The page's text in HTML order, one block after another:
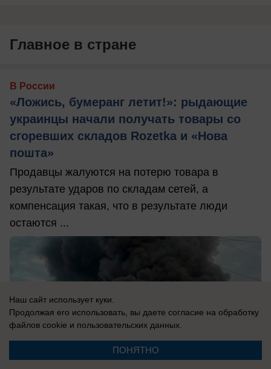
Главное в стране
В России
«Ложись, бумеранг летит!»: рыдающие
украинцы начали получать товары со
сгоревших складов Rozetka и «Нова
пошта»
Продавцы жалуются на потерю товара в
результате ударов по складам сетей, а
компенсация такая, что в результате люди
остаются ...
Наш сайт использует куки.
Продолжая его использовать, вы даете согласие на обработку
файлов cookie и пользовательских данных.
ПОНЯТНО